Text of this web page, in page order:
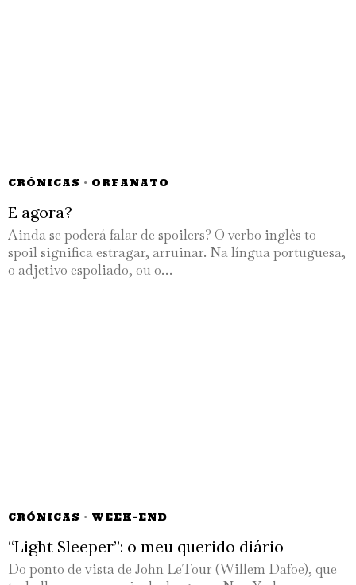
CRÓNICAS · ORFANATO
E agora?
Ainda se poderá falar de spoilers? O verbo inglês to
spoil significa estragar, arruinar. Na língua portuguesa,
o adjetivo espoliado, ou o…
CRÓNICAS · WEEK-END
“Light Sleeper”: o meu querido diário
Do ponto de vista de John LeTour (Willem Dafoe), que